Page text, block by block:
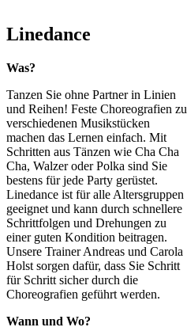
Linedance
Was?
Tanzen Sie ohne Partner in Linien
und Reihen! Feste Choreografien zu
verschiedenen Musikstücken
machen das Lernen einfach. Mit
Schritten aus Tänzen wie Cha Cha
Cha, Walzer oder Polka sind Sie
bestens für jede Party gerüstet.
Linedance ist für alle Altersgruppen
geeignet und kann durch schnellere
Schrittfolgen und Drehungen zu
einer guten Kondition beitragen.
Unsere Trainer Andreas und Carola
Holst sorgen dafür, dass Sie Schritt
für Schritt sicher durch die
Choreografien geführt werden.
Wann und Wo?